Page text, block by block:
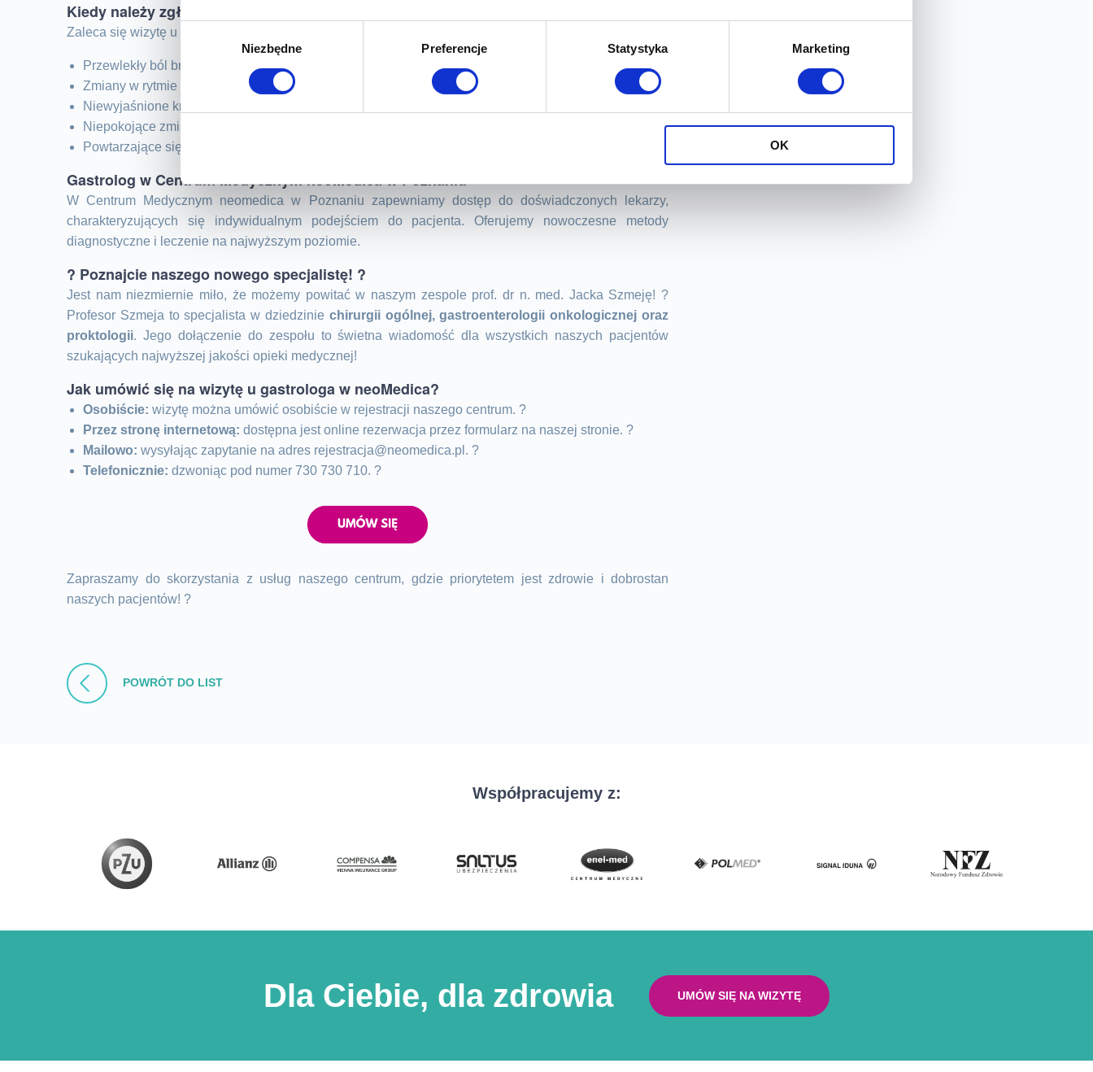
Niezbędne Preferencje Statystyka Marketing
OK
Kiedy należy zgłosić się do gastroenterologa?
Zaleca się wizytę u gastroenterologa w przypadku objawów takich jak:
Przewlekły ból brzucha,
Zmiany w rytmie wypróżnień (biegunki, zaparcia),
Niewyjaśnione krwawienia z przewodu pokarmowego,
Niepokojące zmiany w apetycie lub niezamierzone spadki wagi,
Powtarzające się zgagi lub refluks.
Gastrolog w Centrum Medycznym neoMedica w Poznaniu
W Centrum Medycznym neomedica w Poznaniu zapewniamy dostęp do doświadczonych lekarzy,
charakteryzujących się indywidualnym podejściem do pacjenta. Oferujemy nowoczesne metody
diagnostyczne i leczenie na najwyższym poziomie.
? Poznajcie naszego nowego specjalistę! ?
Jest nam niezmiernie miło, że możemy powitać w naszym zespole prof. dr n. med. Jacka Szmeję! ?
Profesor Szmeja to specjalista w dziedzinie chirurgii ogólnej, gastroenterologii onkologicznej oraz
proktologii. Jego dołączenie do zespołu to świetna wiadomość dla wszystkich naszych pacjentów
szukających najwyższej jakości opieki medycznej!
Jak umówić się na wizytę u gastrologa w neoMedica?
Osobiście: wizytę można umówić osobiście w rejestracji naszego centrum. ?
Przez stronę internetową: dostępna jest online rezerwacja przez formularz na naszej stronie. ?
Mailowo: wysyłając zapytanie na adres rejestracja@neomedica.pl . ?
Telefonicznie: dzwoniąc pod numer 730 730 710. ?
Zapraszamy do skorzystania z usług naszego centrum, gdzie priorytetem jest zdrowie i dobrostan
naszych pacjentów! ?
POWRÓT DO LIST
Współpracujemy z:
Dla Ciebie, dla zdrowia UMÓW SIĘ NA WIZYTĘ